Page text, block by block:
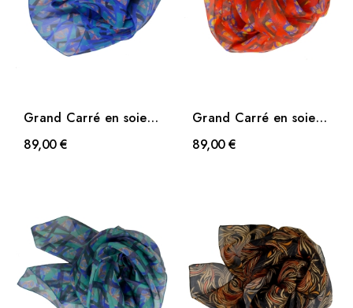
Grand Carré en soie
Mosaique bleu
89,00 €
Grand Carré en soie
Mosaique rouge
89,00 €